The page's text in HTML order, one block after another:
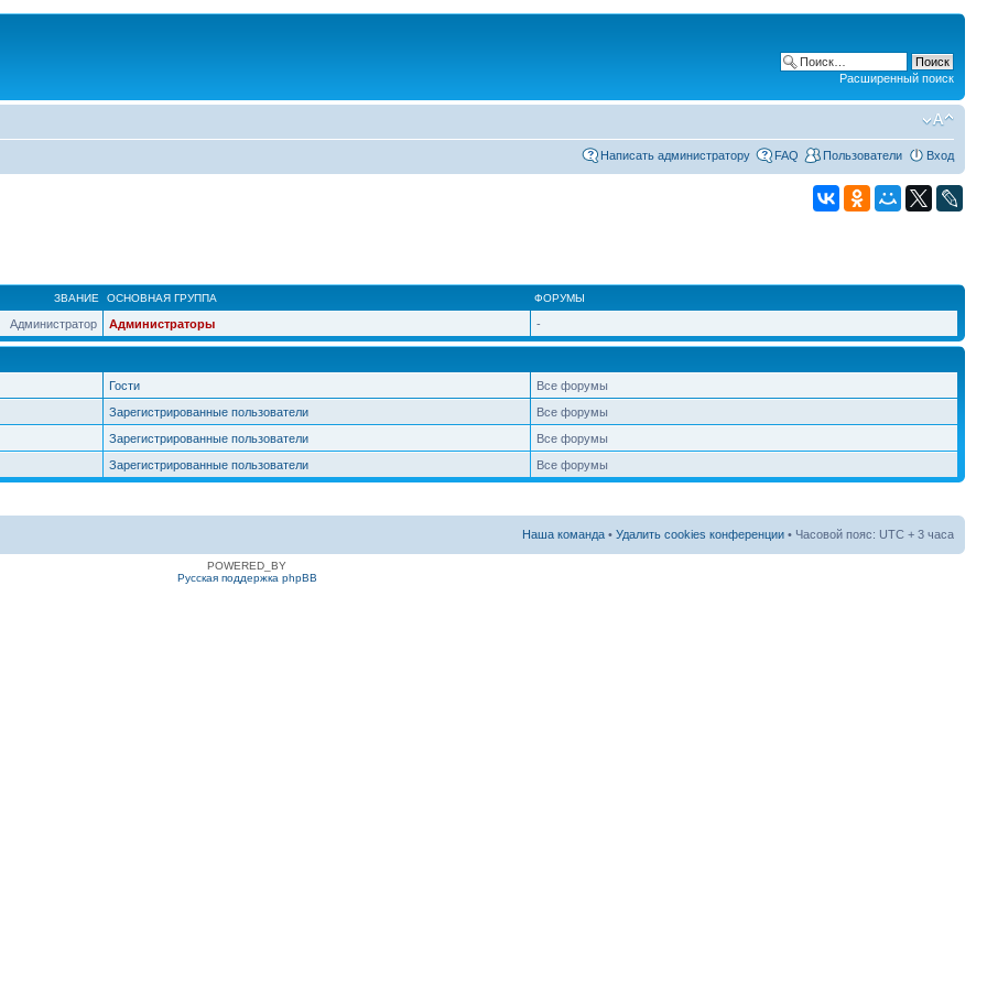
Расширенный поиск
Написать администратору FAQ Пользователи Вход
ЗВАНИЕ ОСНОВНАЯ ГРУППА ФОРУМЫ
Администратор Администраторы -
Гости
Все форумы
Зарегистрированные пользователи
Все форумы
Зарегистрированные пользователи
Все форумы
Зарегистрированные пользователи Все форумы
Наша команда • Удалить cookies конференции • Часовой пояс: UTC + 3 часа
POWERED_BY
Русская поддержка phpBB